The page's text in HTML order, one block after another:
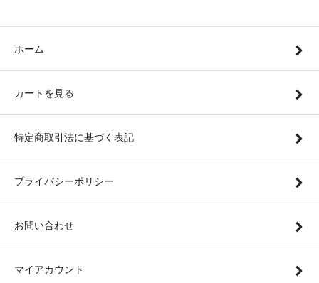
ホーム
カートを見る
特定商取引法に基づく表記
プライバシーポリシー
お問い合わせ
マイアカウント